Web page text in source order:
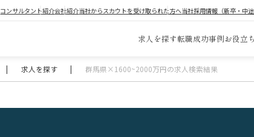
コンサルタント紹介会社紹介当社からスカウトを受け取られた方へ当社採用情報（新卒・中途
求人を探す転職成功事例お役立
| 求人を探す | 群馬県×1600~2000万円の求人検索結果